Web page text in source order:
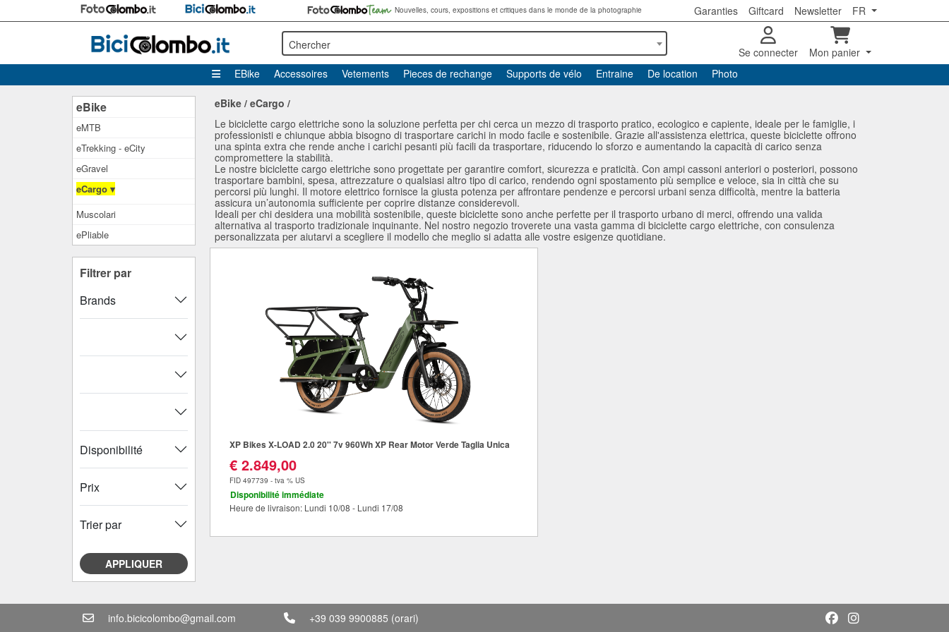
Nouvelles, cours, expositions et critiques dans le monde de la photographie Garanties Giftcard Newsletter FR
Chercher
Se connecter
Mon panier
EBike
Accessoires Vetements Pieces de rechange Supports de vélo Entraine De location Photo
eBike
eMTB
eTrekking - eCity
eGravel
eCargo ▾
Muscolari
ePliable
Filtrer par
Brands
Disponibilité
Prix
Trier par
APPLIQUER
eBike / eCargo /
Le biciclette cargo elettriche sono la soluzione perfetta per chi cerca un mezzo di trasporto pratico, ecologico e capiente, ideale per le famiglie, i
professionisti e chiunque abbia bisogno di trasportare carichi in modo facile e sostenibile. Grazie all'assistenza elettrica, queste biciclette offrono
una spinta extra che rende anche i carichi pesanti più facili da trasportare, riducendo lo sforzo e aumentando la capacità di carico senza
compromettere la stabilità.
Le nostre biciclette cargo elettriche sono progettate per garantire comfort, sicurezza e praticità. Con ampi cassoni anteriori o posteriori, possono
trasportare bambini, spesa, attrezzature o qualsiasi altro tipo di carico, rendendo ogni spostamento più semplice e veloce, sia in città che su
percorsi più lunghi. Il motore elettrico fornisce la giusta potenza per affrontare pendenze e percorsi urbani senza difficoltà, mentre la batteria
assicura un’autonomia sufficiente per coprire distanze considerevoli.
Ideali per chi desidera una mobilità sostenibile, queste biciclette sono anche perfette per il trasporto urbano di merci, offrendo una valida
alternativa al trasporto tradizionale inquinante. Nel nostro negozio troverete una vasta gamma di biciclette cargo elettriche, con consulenza
personalizzata per aiutarvi a scegliere il modello che meglio si adatta alle vostre esigenze quotidiane.
XP Bikes X-LOAD 2.0 20'' 7v 960Wh XP Rear Motor Verde Taglia Unica
€ 2.849,00
FID 497739 - tva % US
Disponibilité immédiate
Heure de livraison: Lundi 10/08 - Lundi 17/08
info.bicicolombo@gmail.com +39 039 9900885 (orari)